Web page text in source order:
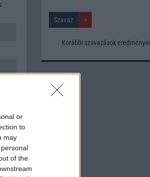
or
to
may
of the
Korábbi szavazások eredményei